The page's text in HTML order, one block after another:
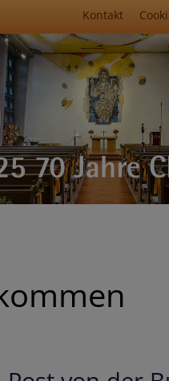
Kontakt